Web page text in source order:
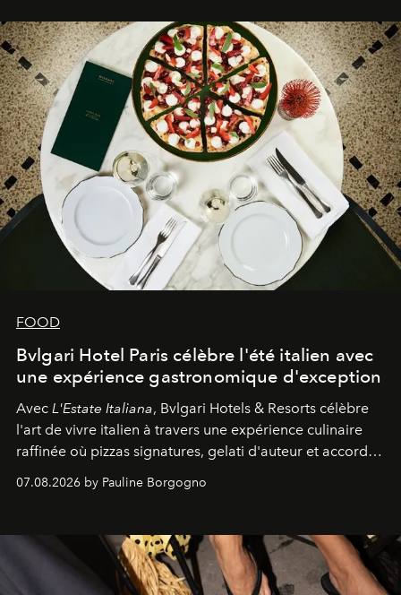
FOOD
Bvlgari Hotel Paris célèbre l'été italien avec
une expérience gastronomique d'exception
Avec L'Estate Italiana, Bvlgari Hotels & Resorts célèbre
l'art de vivre italien à travers une expérience culinaire
raffinée où pizzas signatures, gelati d'auteur et accords
07.08.2026 by Pauline Borgogno